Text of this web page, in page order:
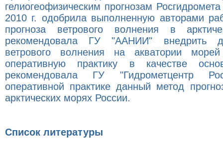
гелиогеофизическим прогнозам
2010 г. одобрила выполненную авторами
прогноза ветрового волнения в
рекомендовала ГУ "ААНИИ" внедрить
ветрового волнения на акватории
оперативную практику в качестве
рекомендовала ГУ "Гидрометцентр
оперативной практике данный метод
арктических морях России.
Список литературы